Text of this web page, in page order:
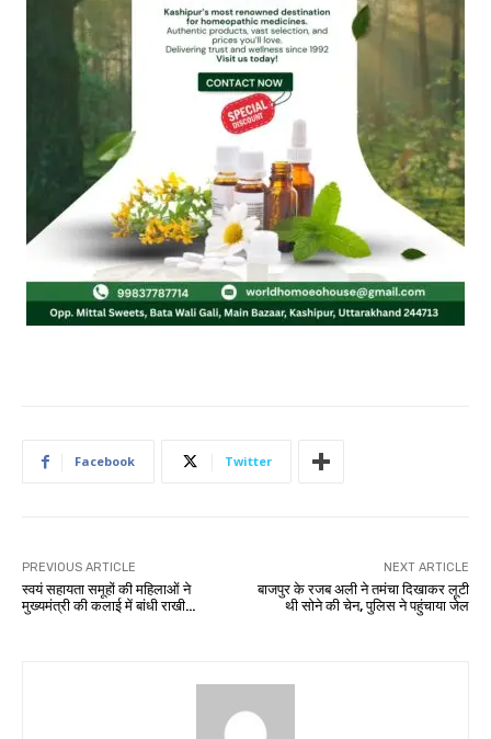
Facebook Twitter
PREVIOUS ARTICLE
स्वयं सहायता समूहों की महिलाओं ने
मुख्यमंत्री की कलाई में बांधी राखी…
NEXT ARTICLE
बाजपुर के रजब अली ने तमंचा दिखाकर लूटी
थी सोने की चेन, पुलिस ने पहुंचाया जेल